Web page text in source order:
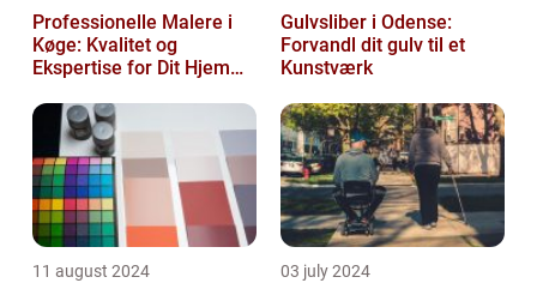
Professionelle Malere i
Køge: Kvalitet og
Ekspertise for Dit Hjem
Gulvsliber i Odense:
Forvandl dit gulv til et
Kunstværk
11 august 2024 03 july 2024